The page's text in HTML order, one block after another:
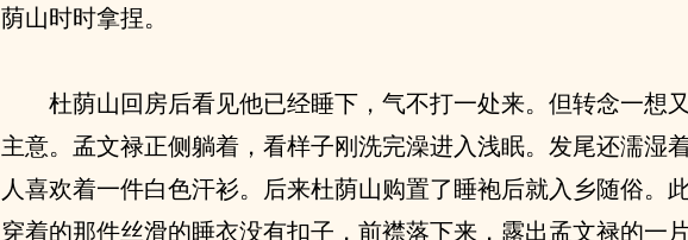
荫山时时拿捏。
杜荫山回房后看见他已经睡下，气不打一处来。但转念一想
主意。孟文禄正侧躺着，看样子刚洗完澡进入浅眠。发尾还濡湿
人喜欢着一件白色汗衫。后来杜荫山购置了睡袍后就入乡随俗。
穿着的那件丝滑的睡衣没有扣子，前襟落下来，露出孟文禄的一